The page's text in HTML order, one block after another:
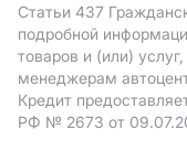
Статьи 437
подробной
товаров и (или)
менеджерам
Кредит
РФ № 2673 от